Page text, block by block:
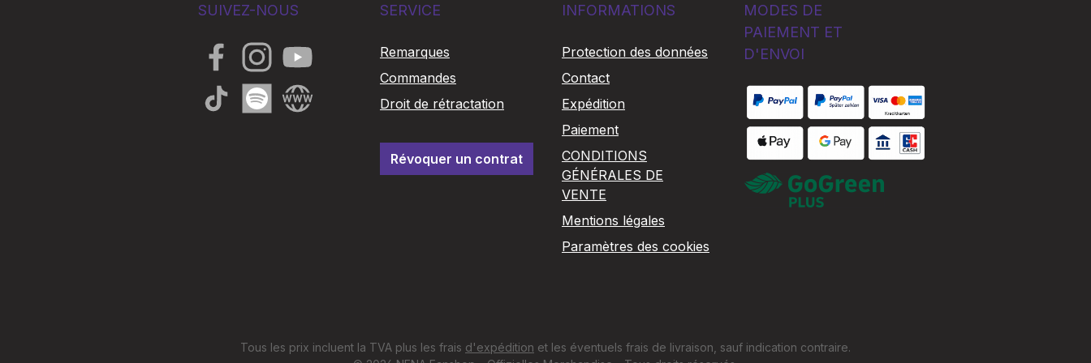
Film de concert
chansons) *
- BluRay inclus
- DVD inclus
- double CD inclus
SUIVEZ-NOUS
FacebookInstagramYouTube
TikTok Spotify Website
SERVICE
Remarques
Commandes
Droit de rétractation
Révoquer un contrat
INFORMATIONS
Protection des données
Contact
Expédition
Paiement
CONDITIONS
GÉNÉRALES DE
VENTE
Mentions légales
Paramètres des cookies
MODES DE
PAIEMENT ET
D'ENVOI
Custom image 1
Tous les prix incluent la TVA plus les frais d'expédition et les éventuels frais de livraison, sauf indication contraire.